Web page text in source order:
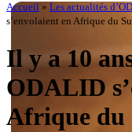
Accueil » Les actualités
s’envolaient en Afrique du
Il y a 10
ODALID
Afrique du